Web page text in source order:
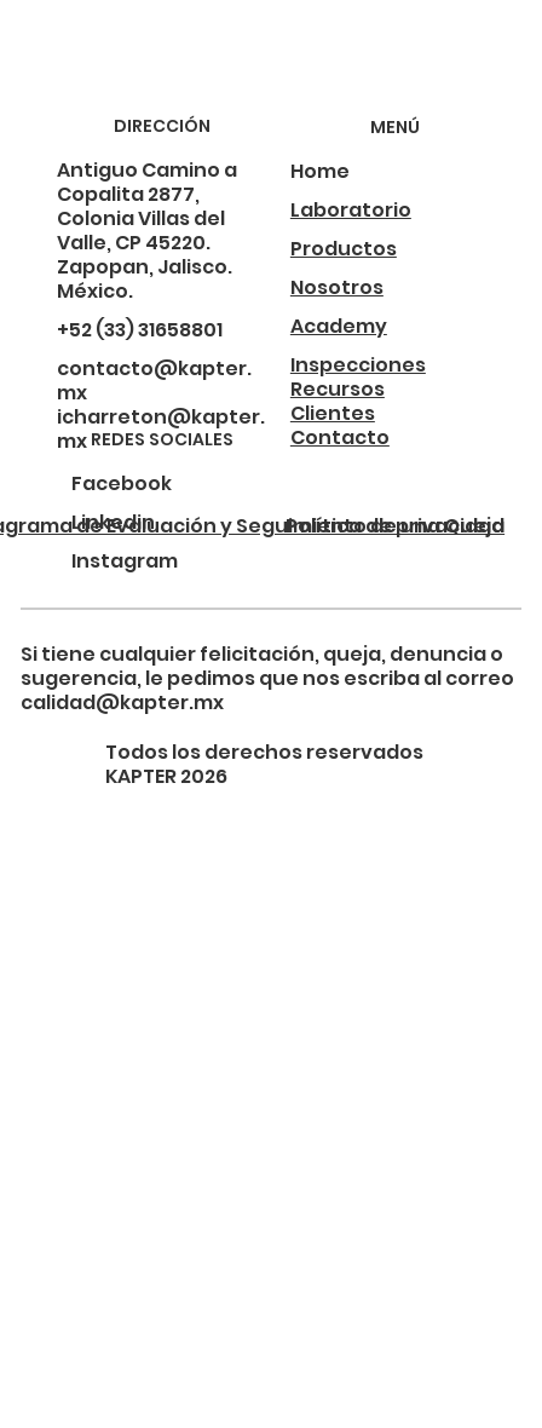
DIRECCIÓN
Antiguo Camino a
Copalita 2877,
Colonia Villas del
Valle, CP 45220.
Zapopan, Jalisco.
México.
+52 (33) 31658801
contacto@kapter.
mx
icharreton@kapter.
mx
MENÚ
Home
Nosotros
Laboratorio
Academy
Productos
Inspecciones
Recursos
Clientes
Contacto
REDES SOCIALES
Facebook
Linkedin
Instagram
Política de privacidad
de Evaluación y Seguimiento de una Queja
Si tiene cualquier felicitación, queja, denuncia o
sugerencia, le pedimos que nos escriba al correo
calidad@kapter.mx
Todos los derechos reservados
KAPTER 2026